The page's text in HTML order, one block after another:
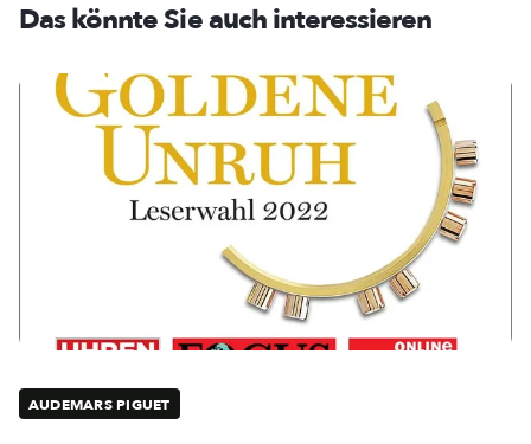
Das könnte Sie auch interessieren
AUDEMARS PIGUET